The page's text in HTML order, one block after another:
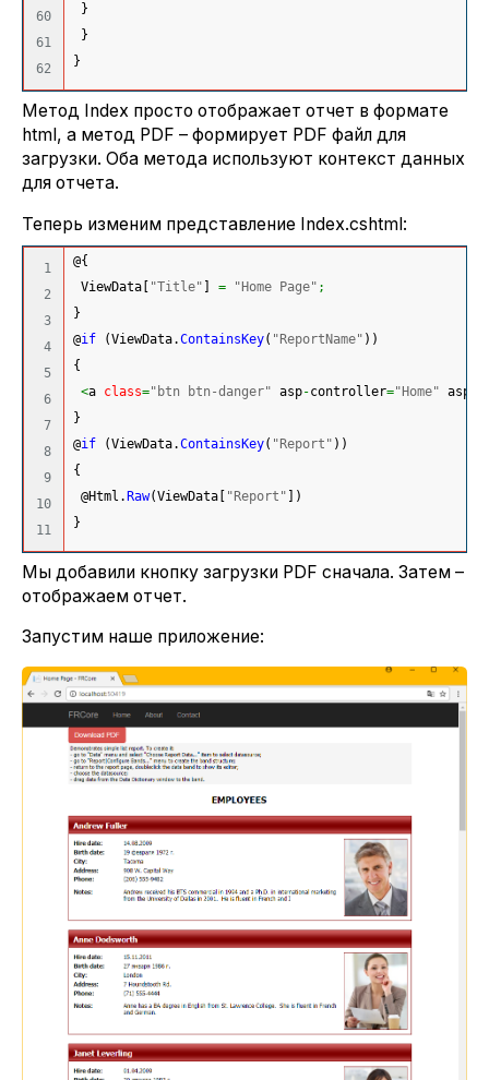
60
61
}
}
}
Метод Index просто отображает отчет в формате
html, а метод PDF – формирует PDF файл для
загрузки. Оба метода используют контекст данных
для отчета.
Теперь изменим представление Index.cshtml:
1
2
3
4
5
6
7
8
9
10
@{
ViewData
"Title" = "Home Page" ;
}
@if (ViewData.ContainsKey( "ReportName" ) )
{
<a class="btn btn-danger" asp-controller="Home" asp
}
@if (ViewData.ContainsKey( "Report" ) )
{
@Html. Raw(ViewData "Report"
)
}
Мы добавили кнопку загрузки PDF сначала. Затем –
отображаем отчет.
Запустим наше приложение: